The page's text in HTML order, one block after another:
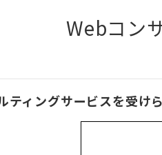
Webコン
ティングサービスを受け